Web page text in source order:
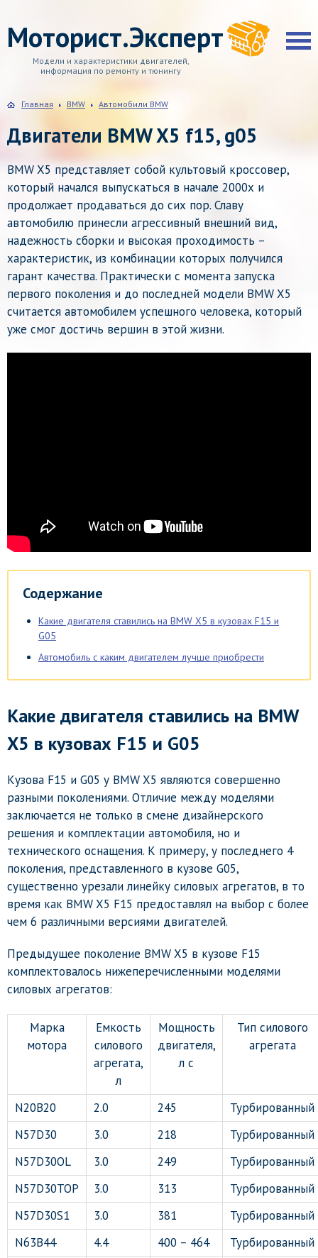
Моторист.Эксперт
Модели и характеристики двигателей,
информация по ремонту и тюнингу
Главная BMW Автомобили BMW
Двигатели BMW X5 f15, g05
BMW X5 представляет собой культовый кроссовер,
который начался выпускаться в начале 2000х и
продолжает продаваться до сих пор. Славу
автомобилю принесли агрессивный внешний вид,
надежность сборки и высокая проходимость –
характеристик, из комбинации которых получился
гарант качества. Практически с момента запуска
первого поколения и до последней модели BMW X5
считается автомобилем успешного человека, который
уже смог достичь вершин в этой жизни.
Содержание
Какие двигателя ставились на BMW X5 в кузовах F15 и
G05
Автомобиль с каким двигателем лучше приобрести
Какие двигателя ставились на BMW
X5 в кузовах F15 и G05
Кузова F15 и G05 у BMW X5 являются совершенно
разными поколениями. Отличие между моделями
заключается не только в смене дизайнерского
решения и комплектации автомобиля, но и
технического оснащения. К примеру, у последнего 4
поколения, представленного в кузове G05,
существенно урезали линейку силовых агрегатов, в то
время как BMW X5 F15 предоставлял на выбор с более
чем 6 различными версиями двигателей.
Предыдущее поколение BMW X5 в кузове F15
комплектовалось нижеперечисленными моделями
силовых агрегатов:
Марка
мотора
Емкость
силового
агрегата,
л
Мощность
двигателя,
л с
Тип силового
агрегата
N20B20 2.0 245
Турбированный
N57D30
3.0 218
Турбированный
N57D30OL
3.0 249
Турбированный
N57D30TOP
3.0 313
Турбированный
N57D30S1
3.0 381
Турбированный
N63B44
4.4 400 – 464
Турбированный